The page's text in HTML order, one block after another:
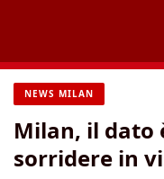
contenuto
NEWS MILAN
Milan, il dato
sorridere in